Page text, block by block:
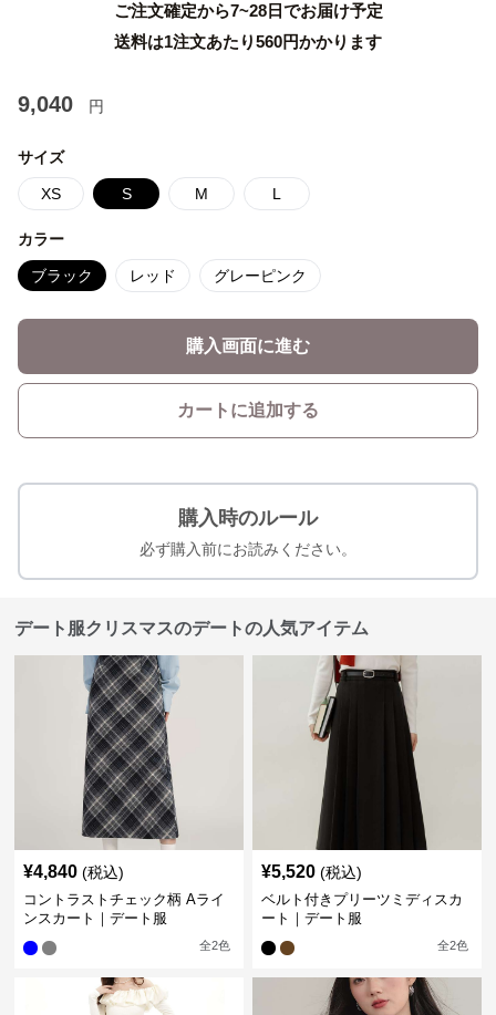
ご注文確定から7~28日でお届け予定
送料は1注文あたり560円かかります
9,040 円
サイズ
XS S M L
カラー
ブラック レッド グレーピンク
購入画面に進む
カートに追加する
購入時のルール
必ず購入前にお読みください。
デート服クリスマスのデートの人気アイテム
¥4,840 (税込)
コントラストチェック柄 Aライ
ンスカート｜デート服
全2色
¥5,520 (税込)
ベルト付きプリーツミディスカ
ート｜デート服
全2色